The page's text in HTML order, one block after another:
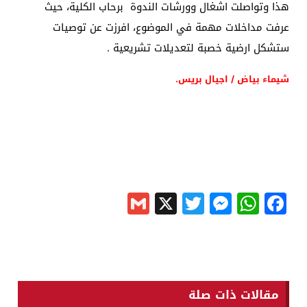
هذا وتواصلت اشغال وورشات الندوة برحاب الكلية، حيث
عرفت مداخلات مهمة في الموضوع، افرزت عن توصيات
ستشكل ارضية خصبة لتعديلات تشريعية .
شيماء بياض / اجيال بريس.
Facebook
WhatsApp
Messenger
Twitter
X
مقالات ذات صلة